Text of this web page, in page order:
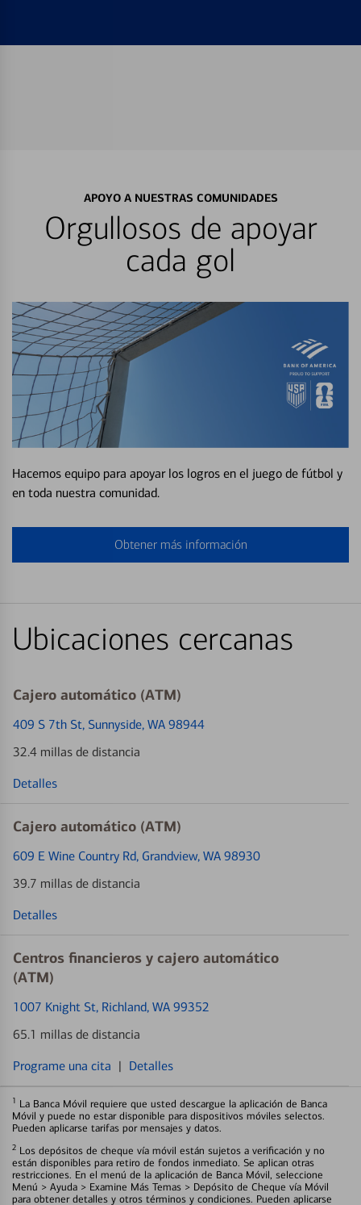
APOYO A NUESTRAS COMUNIDADES
Orgullosos de apoyar
cada gol
Hacemos equipo para apoyar los logros en el juego de fútbol y
en toda nuestra comunidad.
Obtener más información
Ubicaciones cercanas
Cajero automático (ATM)
409 S 7th St, Sunnyside, WA 98944
32.4 millas de distancia
Detalles
Cajero automático (ATM)
609 E Wine Country Rd, Grandview, WA 98930
39.7 millas de distancia
Detalles
Centros financieros y cajero automático
(ATM)
1007 Knight St, Richland, WA 99352
65.1 millas de distancia
Programe una cita | Detalles
1 La Banca Móvil requiere que usted descargue la aplicación de Banca
Móvil y puede no estar disponible para dispositivos móviles selectos.
Pueden aplicarse tarifas por mensajes y datos.
2 Los depósitos de cheque vía móvil están sujetos a verificación y no
están disponibles para retiro de fondos inmediato. Se aplican otras
restricciones. En el menú de la aplicación de Banca Móvil, seleccione
Menú > Ayuda > Examine Más Temas > Depósito de Cheque vía Móvil
para obtener detalles y otros términos y condiciones. Pueden aplicarse